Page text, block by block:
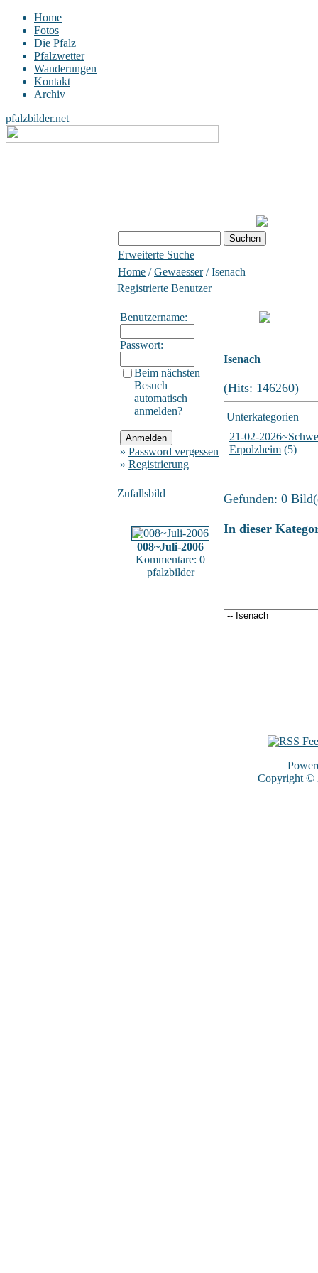
Home
Fotos
Die Pfalz
Pfalzwetter
Wanderungen
Kontakt
Archiv
pfalzbilder.net
Erweiterte Suche
Home /Gewaesser/ Isenach
Registrierte Benutzer
Benutzername:
Passwort:
Beim nächsten
Besuch
automatisch
anmelden?
» Password vergessen
» Registrierung
Zufallsbild
008~Juli-2006
Kommentare: 0
pfalzbilder
Isenach
(Hits: 146260)
Unterkategorien
21-02-
Erpolzheim (5)
Gefunden: 0
In dieser
Copyright ©